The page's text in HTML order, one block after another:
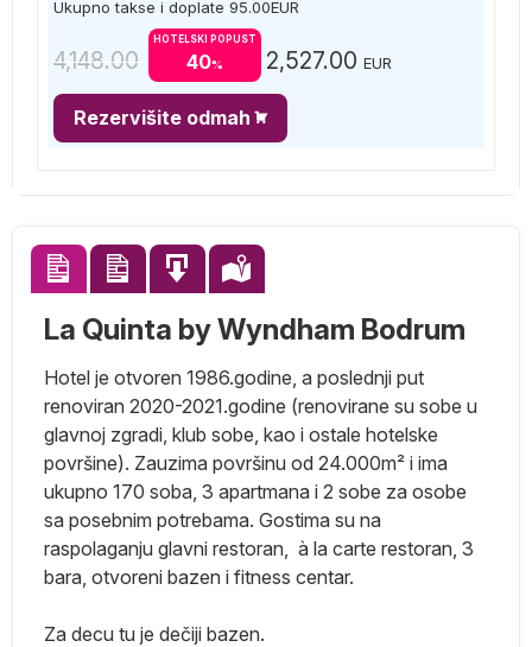
Ukupno takse i doplate 95.00EUR
4,148.00
HOTELSKI POPUST
40% 2,527.00 EUR
Rezervišite odmah
La Quinta by Wyndham Bodrum
Hotel je otvoren 1986.godine, a poslednji put
renoviran 2020-2021.godine (renovirane su sobe u
glavnoj zgradi, klub sobe, kao i ostale hotelske
površine). Zauzima površinu od 24.000m² i ima
ukupno 170 soba, 3 apartmana i 2 sobe za osobe
sa posebnim potrebama. Gostima su na
raspolaganju glavni restoran, à la carte restoran, 3
bara, otvoreni bazen i fitness centar.
Za decu tu je dečiji bazen.